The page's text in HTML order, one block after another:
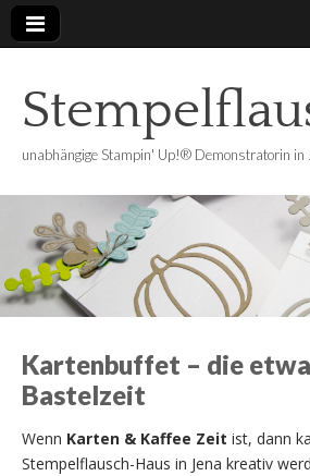
unabhängige Stampin' Up!® Demonstratorin in
Kartenbuffet – die
Bastelzeit
Wenn Karten & Kaffee Zeit ist, dann
Stempelflausch-Haus in Jena kreativ